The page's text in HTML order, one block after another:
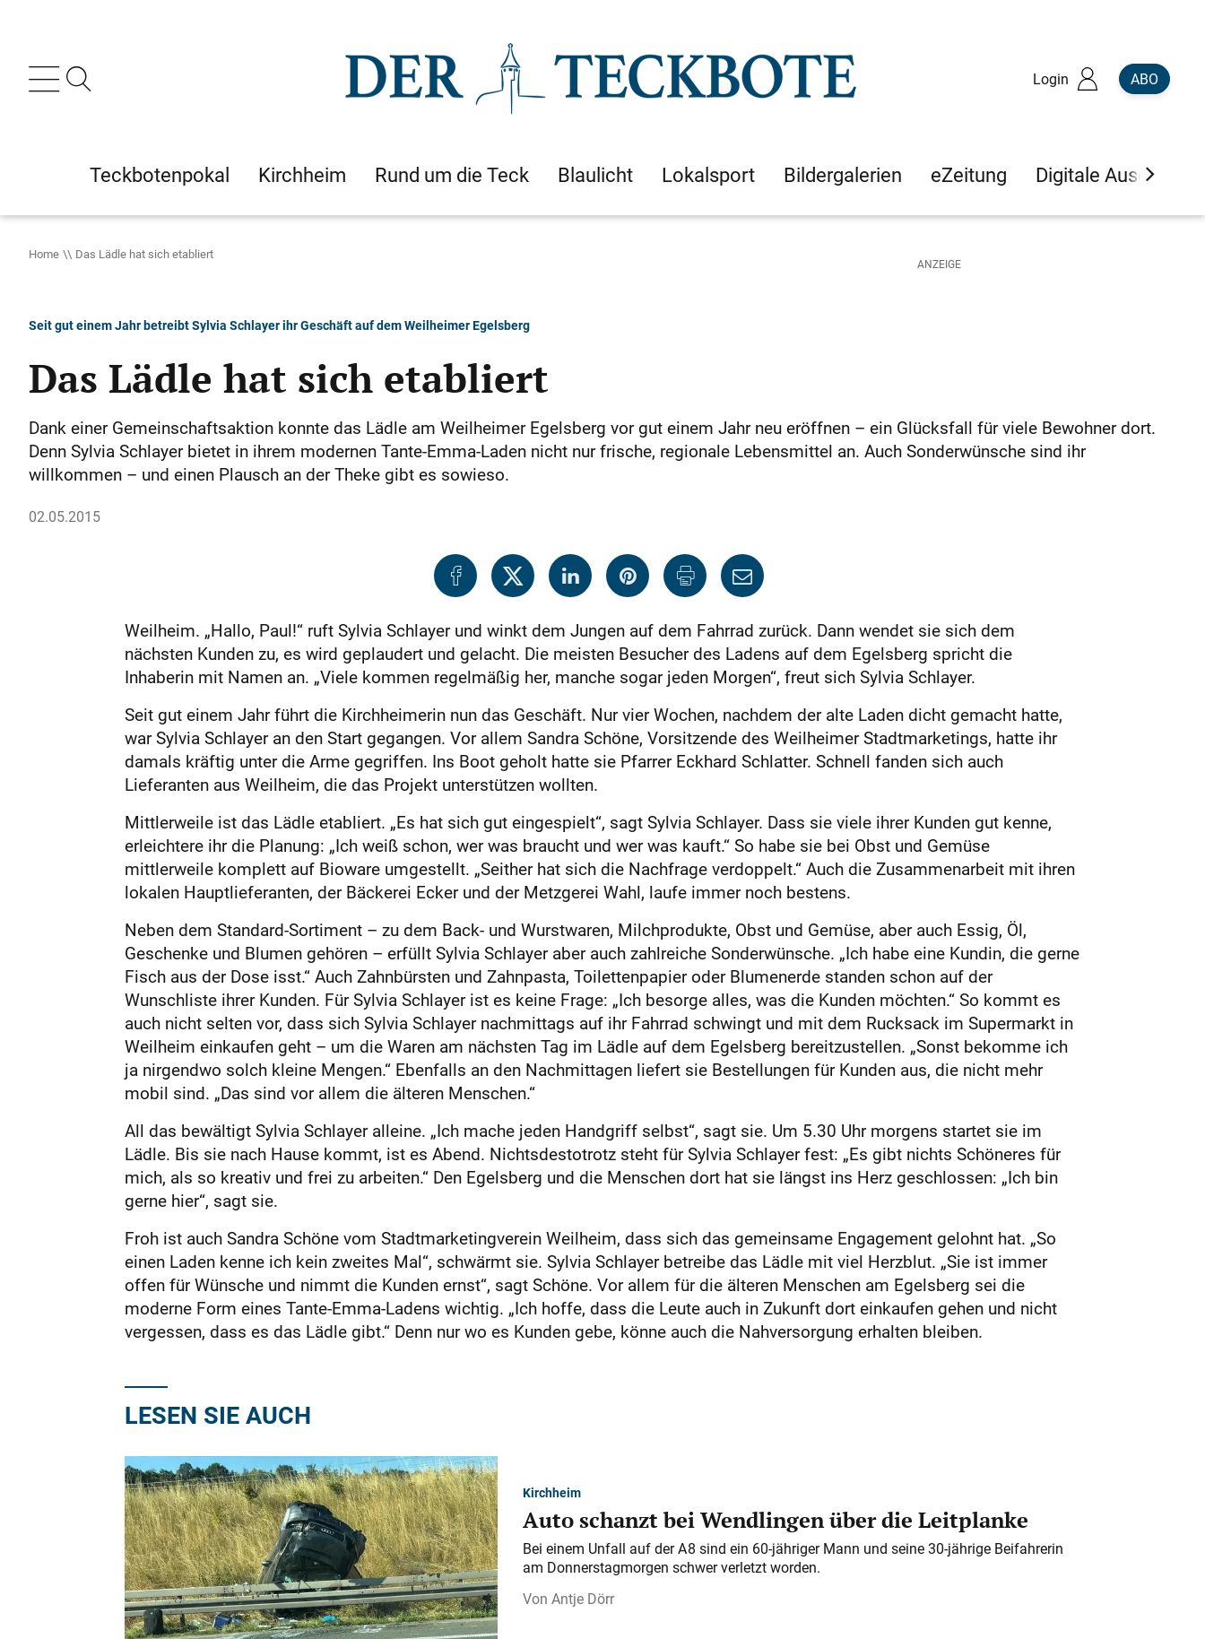
Login ABO
Teckbotenpokal Kirchheim Rund um die Teck Blaulicht Lokalsport Bildergalerien eZeitung Digitale Ausgaben
Home Das Lädle hat sich etabliert
Seit gut einem Jahr betreibt Sylvia Schlayer ihr Geschäft auf dem Weilheimer Egelsberg
Das Lädle hat sich etabliert
Dank einer Gemeinschaftsaktion konnte das Lädle am Weilheimer Egelsberg vor gut einem Jahr neu eröffnen – ein Glücksfall für viele Bewohner dort.
Denn Sylvia Schlayer bietet in ihrem modernen Tante-Emma-Laden nicht nur frische, regionale Lebensmittel an. Auch Sonderwünsche sind ihr
willkommen – und einen Plausch an der Theke gibt es sowieso.
02.05.2015
Weilheim. „Hallo, Paul!“ ruft Sylvia Schlayer und winkt dem Jungen auf dem Fahrrad zurück. Dann wendet sie sich dem
nächsten Kunden zu, es wird geplaudert und gelacht. Die meisten Besucher des Ladens auf dem Egelsberg spricht die
Inhaberin mit Namen an. „Viele kommen regelmäßig her, manche sogar jeden Morgen“, freut sich Sylvia Schlayer.
Seit gut einem Jahr führt die Kirchheimerin nun das Geschäft. Nur vier Wochen, nachdem der alte Laden dicht gemacht hatte,
war Sylvia Schlayer an den Start gegangen. Vor allem Sandra Schöne, Vorsitzende des Weilheimer Stadtmarketings, hatte ihr
damals kräftig unter die Arme gegriffen. Ins Boot geholt hatte sie Pfarrer Eckhard Schlatter. Schnell fanden sich auch
Lieferanten aus Weilheim, die das Projekt unterstützen wollten.
Mittlerweile ist das Lädle etabliert. „Es hat sich gut eingespielt“, sagt Sylvia Schlayer. Dass sie viele ihrer Kunden gut kenne,
erleichtere ihr die Planung: „Ich weiß schon, wer was braucht und wer was kauft.“ So habe sie bei Obst und Gemüse
mittlerweile komplett auf Bioware umgestellt. „Seither hat sich die Nachfrage verdoppelt.“ Auch die Zusammenarbeit mit ihren
lokalen Hauptlieferanten, der Bäckerei Ecker und der Metzgerei Wahl, laufe immer noch bestens.
Neben dem Standard-Sortiment – zu dem Back- und Wurstwaren, Milchprodukte, Obst und Gemüse, aber auch Essig, Öl,
Geschenke und Blumen gehören – erfüllt Sylvia Schlayer aber auch zahlreiche Sonderwünsche. „Ich habe eine Kundin, die gerne
Fisch aus der Dose isst.“ Auch Zahnbürsten und Zahnpasta, Toilettenpapier oder Blumenerde standen schon auf der
Wunschliste ihrer Kunden. Für Sylvia Schlayer ist es keine Frage: „Ich besorge alles, was die Kunden möchten.“ So kommt es
auch nicht selten vor, dass sich Sylvia Schlayer nachmittags auf ihr Fahrrad schwingt und mit dem Rucksack im Supermarkt in
Weilheim einkaufen geht – um die Waren am nächsten Tag im Lädle auf dem Egelsberg bereitzustellen. „Sonst bekomme ich
ja nirgendwo solch kleine Mengen.“ Ebenfalls an den Nachmittagen liefert sie Bestellungen für Kunden aus, die nicht mehr
mobil sind. „Das sind vor allem die älteren Menschen.“
All das bewältigt Sylvia Schlayer alleine. „Ich mache jeden Handgriff selbst“, sagt sie. Um 5.30 Uhr morgens startet sie im
Lädle. Bis sie nach Hause kommt, ist es Abend. Nichtsdestotrotz steht für Sylvia Schlayer fest: „Es gibt nichts Schöneres für
mich, als so kreativ und frei zu arbeiten.“ Den Egelsberg und die Menschen dort hat sie längst ins Herz geschlossen: „Ich bin
gerne hier“, sagt sie.
Froh ist auch Sandra Schöne vom Stadtmarketingverein Weilheim, dass sich das gemeinsame Engagement gelohnt hat. „So
einen Laden kenne ich kein zweites Mal“, schwärmt sie. Sylvia Schlayer betreibe das Lädle mit viel Herzblut. „Sie ist immer
offen für Wünsche und nimmt die Kunden ernst“, sagt Schöne. Vor allem für die älteren Menschen am Egelsberg sei die
moderne Form eines Tante-Emma-Ladens wichtig. „Ich hoffe, dass die Leute auch in Zukunft dort einkaufen gehen und nicht
vergessen, dass es das Lädle gibt.“ Denn nur wo es Kunden gebe, könne auch die Nahversorgung erhalten bleiben.
LESEN SIE AUCH
Kirchheim
Auto schanzt bei Wendlingen über die Leitplanke
Bei einem Unfall auf der A 8 sind ein 60-jähriger Mann und seine 30-jährige Beifahrerin
am Donnerstagmorgen schwer verletzt worden.
Antje Dörr